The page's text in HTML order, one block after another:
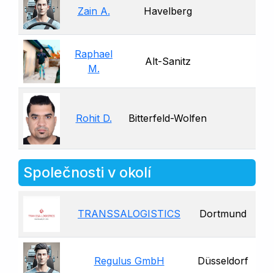
Zain A. Havelberg
Raphael
M.
Alt-Sanitz
Rohit D. Bitterfeld-Wolfen
Společnosti v okolí
TRANSSALOGISTICS Dortmund
Regulus GmbH Düsseldorf